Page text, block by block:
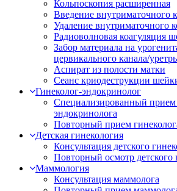
Кольпоскопия расширенная
Введение внутриматочного
Удаление внутриматочного
Радиоволновая коагуляция
Забор материала на
цервикального канала/
Аспират из полости матки
Сеанс криодеструкции
Гинеколог-эндокринолог
Специализированный прием
эндокринолога
Повторный прием
Детская гинекология
Консультация детского
Повторный осмотр детского
Маммология
Консультация маммолога